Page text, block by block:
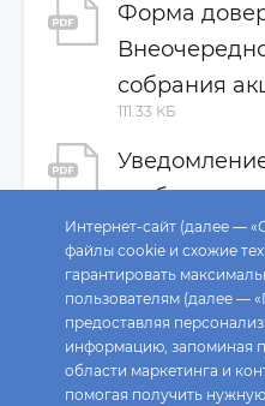
Раскрытие информации
Корпоративные
Финансовая отчетность
Годовые и Полугодовые
Обратный выкуп
Форма
собрания
111.33 КБ
глобальных
расписок
321.04 КБ
общем
242.47 КБ
Интернет-сайт (далее —
файлы cookie и схожие
гарантировать
пользователям (далее —
предоставляя
информацию, запоминая
области маркетинга и
помогая получить